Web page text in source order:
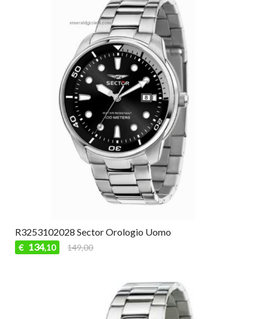
R3253102028 Sector Orologio Uomo
€ 134,10 149,00